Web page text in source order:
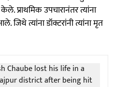
प्राथमिक उपचारानंतर त्यांना
त्यांना डॉक्टरांनी त्यांना मृत